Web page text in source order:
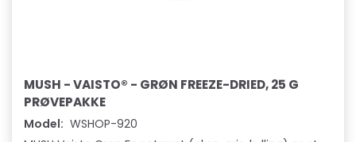
MUSH - VAISTO® - GRØN FREEZE-DRIED, 25 G
PRØVEPAKKE
Model: WSHOP-920